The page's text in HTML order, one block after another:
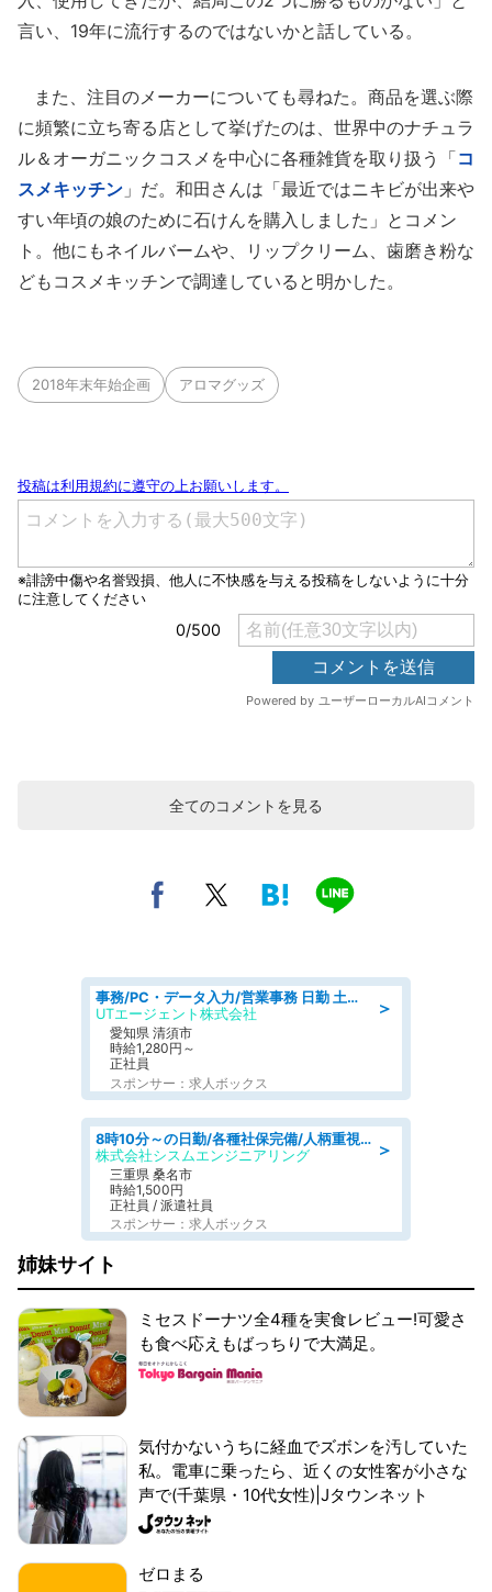
言い、19年に流行するのではないかと話している。
また、注目のメーカーについても尋ねた。商品を選ぶ際
に頻繁に立ち寄る店として挙げたのは、世界中のナチュラ
ル＆オーガニックコスメを中心に各種雑貨を取り扱う「コ
スメキッチン 」だ。和田さんは「最近ではニキビが出来や
すい年頃の娘のために石けんを購入しました」とコメン
ト。他にもネイルバームや、リップクリーム、歯磨き粉な
どもコスメキッチンで調達していると明かした。
2018年末年始企画 アロマグッズ
全てのコメントを見る
＞
事務/PC・データ入力/営業事務 日勤 土日休み 残業少なめ 車通勤OK 総合事務
UTエージェント株式会社
愛知県 清須市
時給1,280円～
正社員
スポンサー：求人ボックス
＞
8時10分～の日勤/各種社保完備/人柄重視のため未経験OK/検査補助&事務補助/～50代前半活躍中
株式会社シスムエンジニアリング
三重県 桑名市
時給1,500円
正社員 / 派遣社員
スポンサー：求人ボックス
姉妹サイト
ミセスドーナツ全4種を実食レビュー!可愛さ
も食べ応えもばっちりで大満足。
気付かないうちに経血でズボンを汚していた
私。電車に乗ったら、近くの女性客が小さな
声で(千葉県・10代女性)|Jタウンネット
ゼロまる